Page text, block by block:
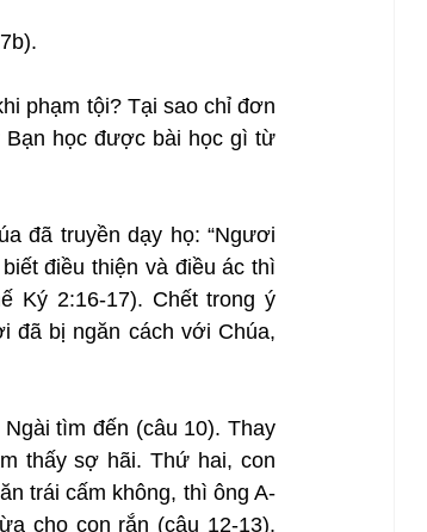
phạm tội? Tại sao chỉ đơn
Bạn học được bài học gì từ
đã truyền dạy họ: “Ngươi
điều thiện và điều ác thì
Ký 2:16-17). Chết trong ý
đã bị ngăn cách với Chúa,
tìm đến (câu 10). Thay
thấy sợ hãi. Thứ hai, con
trái cấm không, thì ông A-
cho con rắn (câu 12-13).